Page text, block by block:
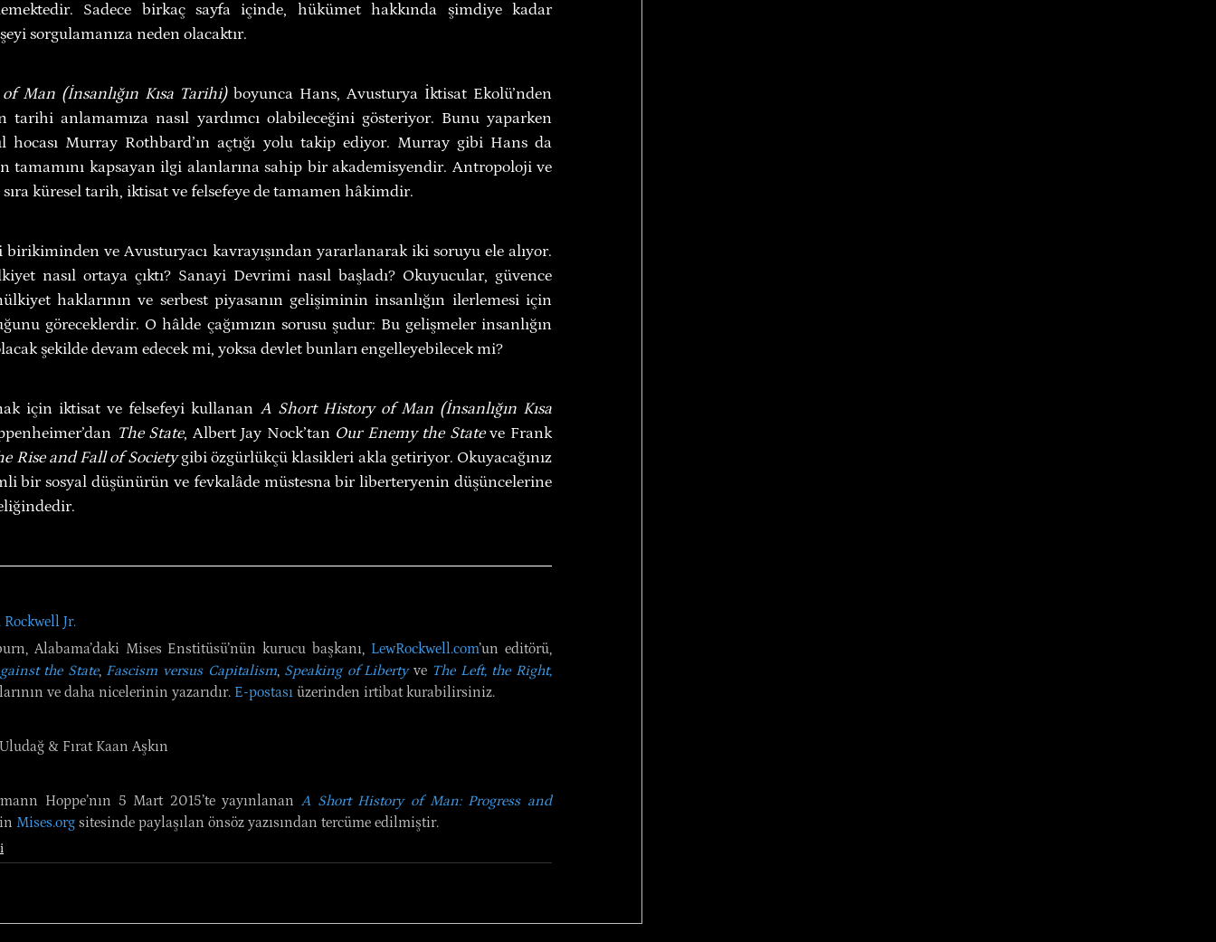
Sadece birkaç sayfa içinde, hükümet hakkında şimdiye kadar
sorgulamanıza neden olacaktır.
Man (İnsanlığın Kısa Tarihi) boyunca Hans, Avusturya İktisat Ekolü’nden
tarihi anlamamıza nasıl yardımcı olabileceğini gösteriyor. Bunu yaparken
hocası Murray Rothbard’ın açtığı yolu takip ediyor. Murray gibi Hans da
tamamını kapsayan ilgi alanlarına sahip bir akademisyendir. Antropoloji ve
küresel tarih, iktisat ve felsefeye de tamamen hâkimdir.
ve Avusturyacı kavrayışından yararlanarak iki soruyu ele alıyor.
nasıl ortaya çıktı? Sanayi Devrimi nasıl başladı? Okuyucular, güvence
haklarının ve serbest piyasanın gelişiminin insanlığın ilerlemesi için
göreceklerdir. O hâlde çağımızın sorusu şudur: Bu gelişmeler insanlığın
şekilde devam edecek mi, yoksa devlet bunları engelleyebilecek mi?
için iktisat ve felsefeyi kullanan A Short History of Man (İnsanlığın Kısa
The State, Albert Jay Nock’tan Our Enemy the State ve Frank
Rise and Fall of Society gibi özgürlükçü klasikleri akla getiriyor. Okuyacağınız
bir sosyal düşünürün ve fevkalâde müstesna bir liberteryenin düşüncelerine
Jr.
Alabama’daki Mises Enstitüsü’nün kurucu başkanı, LewRockwell.com
the State, Fascism versus Capitalism, Speaking of Liberty ve The Left, the Right,
ve daha nicelerinin yazarıdır. E-postası üzerinden irtibat kurabilirsiniz.
& Fırat Kaan Aşkın
Hoppe’nın 5 Mart 2015’te yayınlanan A Short History of Man: Progress and
Mises.org sitesinde paylaşılan önsöz yazısından tercüme edilmiştir.